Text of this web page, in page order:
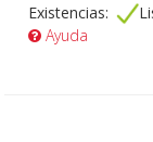
Existencias:
Ayuda